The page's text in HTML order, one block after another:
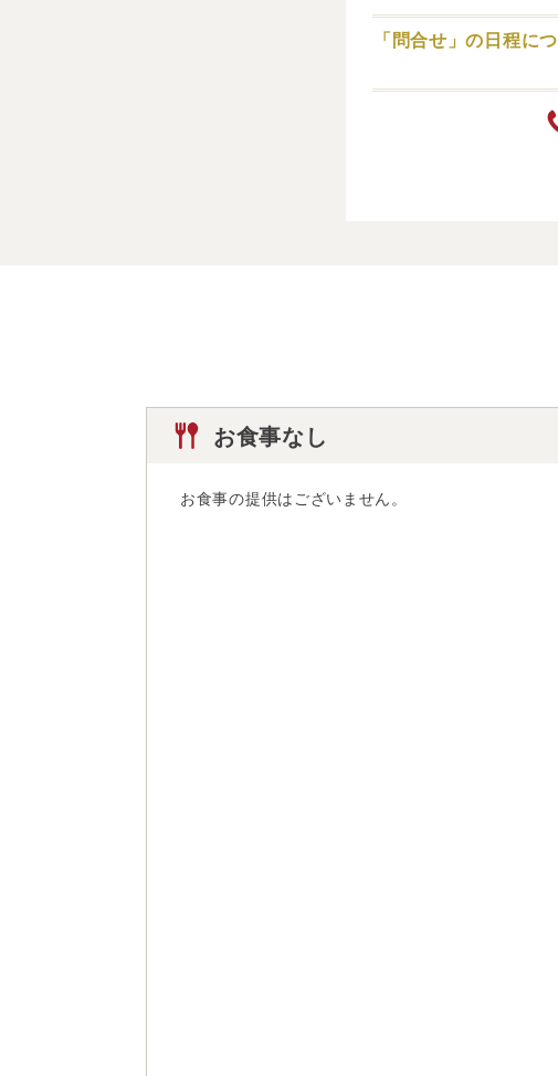
「問合せ」の日程に
お食事なし
お食事の提供はございません。